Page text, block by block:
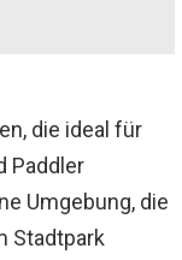
die ideal für
Paddler
Umgebung, die
Stadtpark